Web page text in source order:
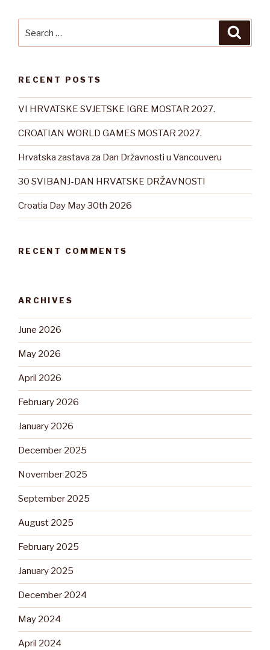
for:
RECENT POSTS
VI HRVATSKE SVJETSKE IGRE MOSTAR 2027.
CROATIAN WORLD GAMES MOSTAR 2027.
Hrvatska zastava za Dan Državnosti u Vancouveru
30 SVIBANJ-DAN HRVATSKE DRŽAVNOSTI
Croatia Day May 30th 2026
RECENT COMMENTS
ARCHIVES
June 2026
May 2026
April 2026
February 2026
January 2026
December 2025
November 2025
September 2025
August 2025
February 2025
January 2025
December 2024
May 2024
April 2024